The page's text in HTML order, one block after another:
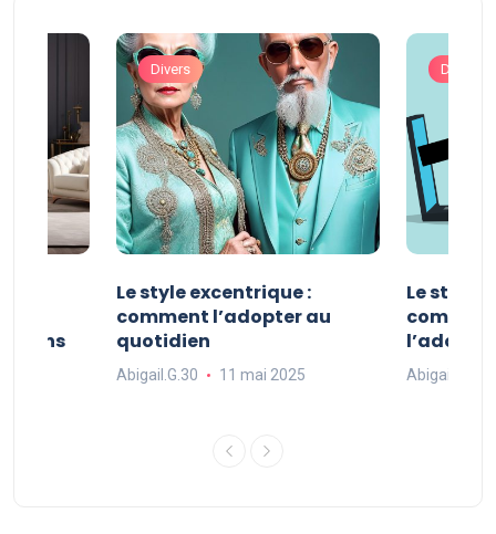
dans
Divers
Le style excentrique :
comment l’adopter au
quotidien
Abigail.G.30 11 mai 2025
Divers
Le style
Abigail.G.30